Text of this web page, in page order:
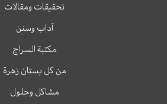
تحقيقات ومقالات
آداب وسنن
مكتبة السراج
من كل بستان زهرة
مشاكل وحلول